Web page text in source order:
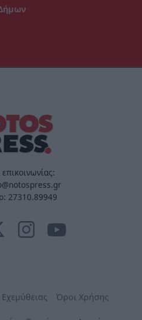
επικοινωνίας:
27310.89949
Όροι Χρήσης